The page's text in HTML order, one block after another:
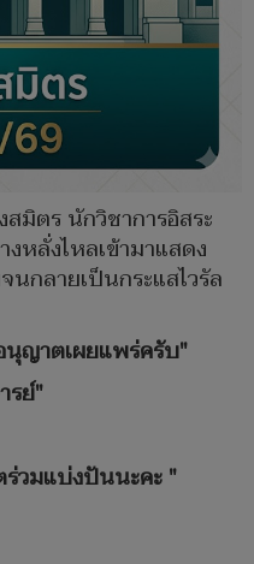
มิตร นักวิชาการอิสระ
งหลั่งไหลเข้ามาแสดง
กลายเป็นกระแสไวรัล
ญาต​เผยแพร่​ครับ​"
รย์"
วมแบ่งปันนะคะ "